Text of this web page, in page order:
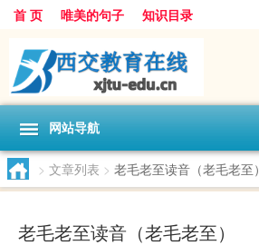
首 页 唯美的句子 知识目录
网站导航
> 文章列表 > 老毛老至读音（老毛老至）
老毛老至读音（老毛老至）